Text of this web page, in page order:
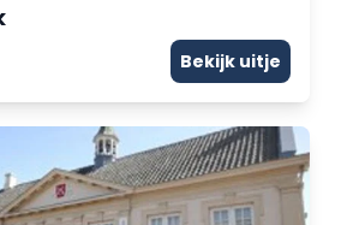
Bekijk uitje